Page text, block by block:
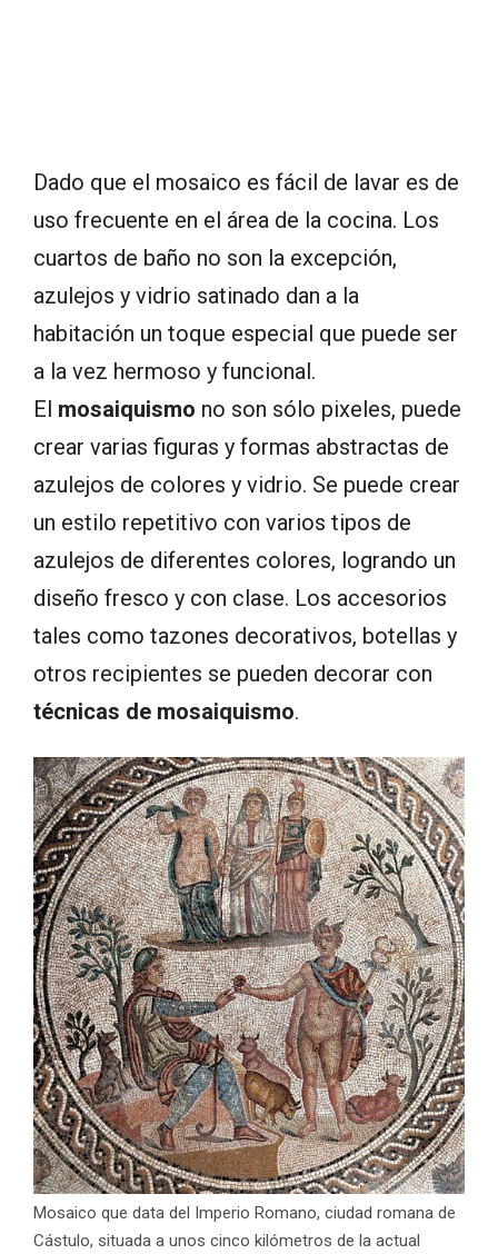
Dado que el mosaico es fácil de lavar es de
uso frecuente en el área de la cocina. Los
cuartos de baño no son la excepción,
azulejos y vidrio satinado dan a la
habitación un toque especial que puede ser
a la vez hermoso y funcional.
El mosaiquismo no son sólo pixeles, puede
crear varias figuras y formas abstractas de
azulejos de colores y vidrio. Se puede crear
un estilo repetitivo con varios tipos de
azulejos de diferentes colores, logrando un
diseño fresco y con clase. Los accesorios
tales como tazones decorativos, botellas y
otros recipientes se pueden decorar con
técnicas de mosaiquismo.
Mosaico que data del Imperio Romano, ciudad romana de
Cástulo, situada a unos cinco kilómetros de la actual